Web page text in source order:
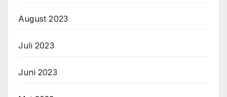
August 2023
Juli 2023
Juni 2023